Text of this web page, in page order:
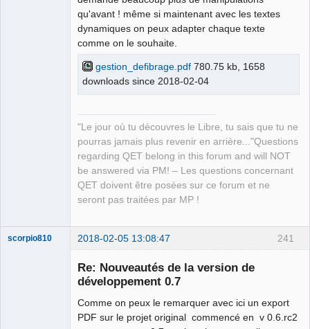
qu'avant ! même si maintenant avec les textes
dynamiques on peux adapter chaque texte
comme on le souhaite.
gestion_defibrage.pdf 780.75 kb, 1658
downloads since 2018-02-04
"Le jour où tu découvres le Libre, tu sais que tu ne
pourras jamais plus revenir en arrière..."Questions
regarding QET belong in this forum and will NOT
be answered via PM! – Les questions concernant
QET doivent être posées sur ce forum et ne
seront pas traitées par MP !
241
scorpio810 2018-02-05 13:08:47
Re: Nouveautés de la version de
développement 0.7
Comme on peux le remarquer avec ici un export
PDF sur le projet original commencé en v 0.6.rc2